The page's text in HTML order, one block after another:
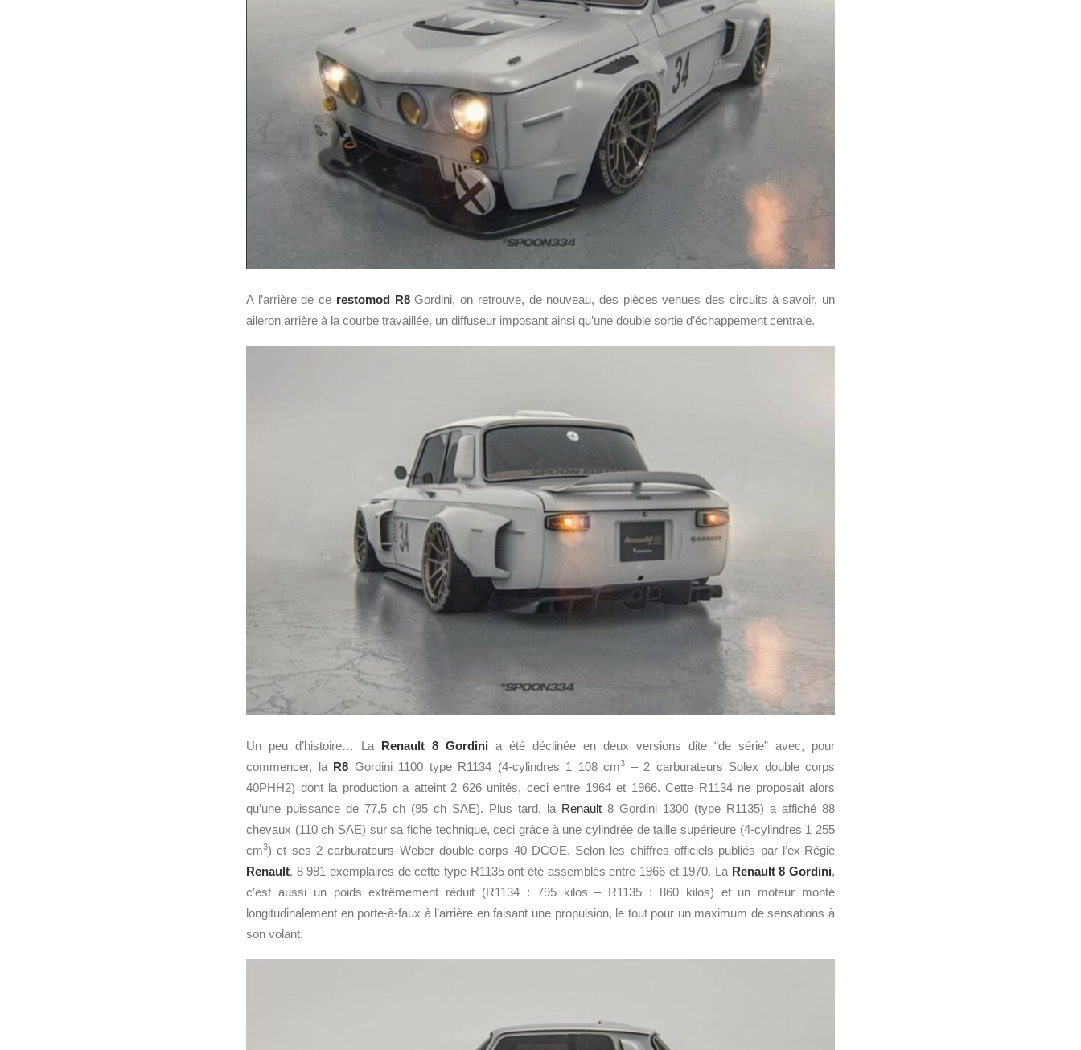
A l’arrière de ce restomod R8Gordini, on retrouve, de nouveau, des pièces venues des circuits à savoir, un
aileron arrière à la courbe travaillée, un diffuseur imposant ainsi qu’une double sortie d’échappement centrale.
Un peu d’histoire… La Renault 8 Gordini a été déclinée en deux versions dite “de série” avec, pour
commencer, la R8 Gordini 1100 type R1134 (4-cylindres 1 108 cm3
– 2 carburateurs Solex double corps
40PHH2) dont la production a atteint 2 626 unités, ceci entre 1964 et 1966. Cette R1134 ne proposait alors
qu’une puissance de 77,5 ch (95 ch SAE). Plus tard, la Renault 8 Gordini 1300 (type R1135) a affiché 88
chevaux (110 ch SAE) sur sa fiche technique, ceci grâce à une cylindrée de taille supérieure (4-cylindres 1 255
cm3) et ses 2 carburateurs Weber double corps 40 DCOE. Selon les chiffres officiels publiés par l’ex-Régie
Renault, 8 981 exemplaires de cette type R1135 ont été assemblés entre 1966 et 1970. La Renault 8 Gordini,
c’est aussi un poids extrêmement réduit (R1134 : 795 kilos – R1135 : 860 kilos) et un moteur monté
longitudinalement en porte-à-faux à l’arrière en faisant une propulsion, le tout pour un maximum de sensations à
son volant.